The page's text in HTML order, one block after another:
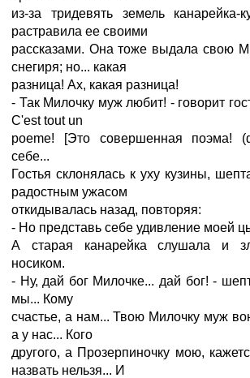
из-за тридевять земель канарейка-
растравила ее своими
рассказами. Она тоже выдала свою
снегиря; но... какая
разница! Ах, какая разница!
- Так Милочку муж любит! - говорит
C'est tout un
poeme! [Это совершенная поэма!
себе...
Гостья склонялась к уху кузины,
радостным ужасом
откидывалась назад, повторяя:
- Но представь себе удивление моей
А старая канарейка слушала и
носиком.
- Ну, дай бог Милочке... дай бог! -
мы... Кому
счастье, а нам... Твою Милочку муж
а у нас... Кого
другого, а Прозерпиночку мою,
назвать нельзя... И